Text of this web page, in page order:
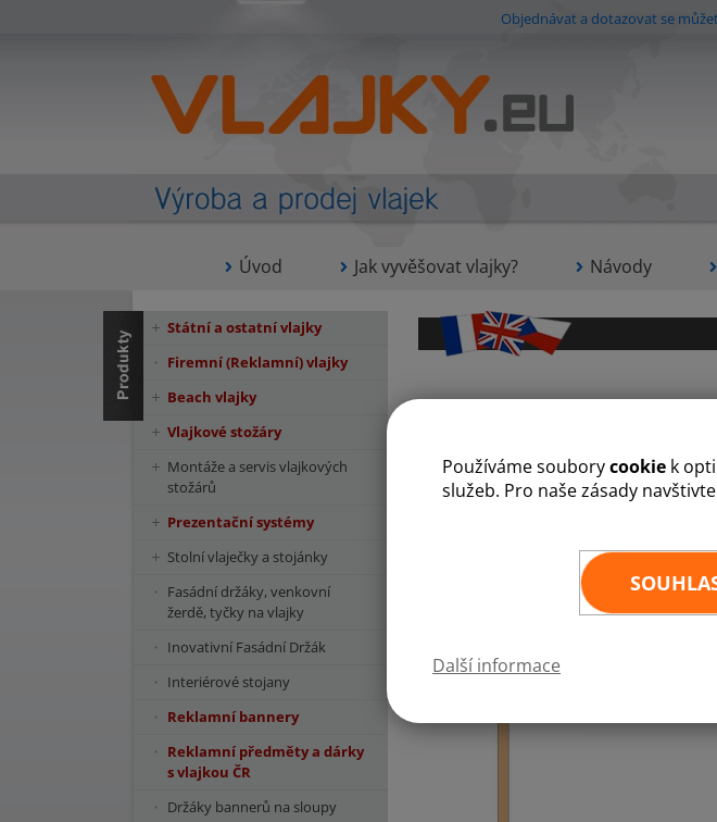
Používáme souborycookie k
služeb. Pro naše zásady
Další informace
Objednávat a dotazovat se
Úvod Jak vyvěšovat vlajky? Návody
Státní a ostatní vlajky
Firemní (Reklamní) vlajky
Beach vlajky
Vlajkové stožáry
Montáže a servis vlajkových
stožárů
Prezentační systémy
Stolní vlaječky a stojánky
Fasádní držáky, venkovní
žerdě, tyčky na vlajky
Inovativní Fasádní Držák
Interiérové stojany
Reklamní bannery
Reklamní předměty a dárky
s vlajkou ČR
Držáky bannerů na sloupy